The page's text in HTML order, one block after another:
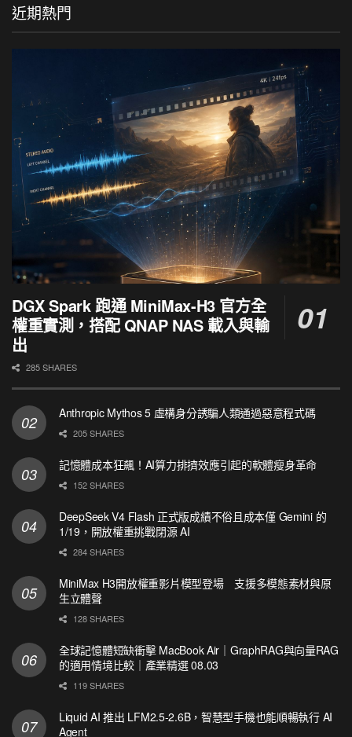
近期熱門
DGX Spark 跑通 MiniMax-H3 官方全
權重實測，搭配 QNAP NAS 載入與輸
出
285 SHARES
Anthropic Mythos 5 虛構身分誘騙人類通過惡意程式碼
205 SHARES
記憶體成本狂飆！AI算力排擠效應引起的軟體瘦身革命
152 SHARES
DeepSeek V4 Flash 正式版成績不俗且成本僅 Gemini 的
1/19，開放權重挑戰閉源 AI
284 SHARES
MiniMax H3開放權重影片模型登場 支援多模態素材與原
生立體聲
128 SHARES
全球記憶體短缺衝擊 MacBook Air｜GraphRAG與向量RAG
的適用情境比較｜產業精選 08.03
119 SHARES
Liquid AI 推出 LFM2.5-2.6B，智慧型手機也能順暢執行 AI
Agent